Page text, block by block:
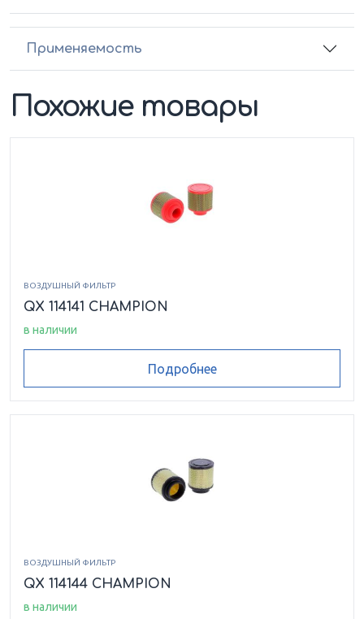
Применяемость
Похожие товары
ВОЗДУШНЫЙ ФИЛЬТР
QX 114141 CHAMPION
в наличии
Подробнее
ВОЗДУШНЫЙ ФИЛЬТР
QX 114144 CHAMPION
в наличии